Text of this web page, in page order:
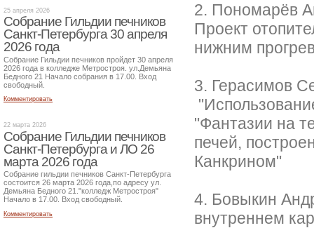
2. Пономарёв
Проект
нижним
3. Герасимов
"Фантазии на
печей,
Канкрином"
4. Бовыкин
внутреннем
25 апреля 2026
Собрание Гильдии печников
Санкт-Петербурга 30 апреля
2026 года
Собрание Гильдии печников пройдет 30 апреля
2026 года в колледже Метростроя. ул.Демьяна
Бедного 21 Начало собрания в 17.00. Вход
свободный.
Комментировать
22 марта 2026
Собрание Гильдии печников
Санкт-Петербурга и ЛО 26
марта 2026 года
Собрание гильдии печников Санкт-Петербурга
состоится 26 марта 2026 года,по адресу ул.
Демьяна Бедного 21."колледж Метростроя"
Начало в 17.00. Вход свободный.
Комментировать